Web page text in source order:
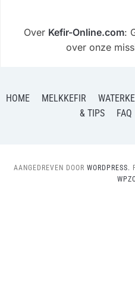
Over Kefir-Online.com:
over onze
HOME MELKKEFIR
& TIPS
FAQ
AANGEDREVEN DOOR WORDPRESS.